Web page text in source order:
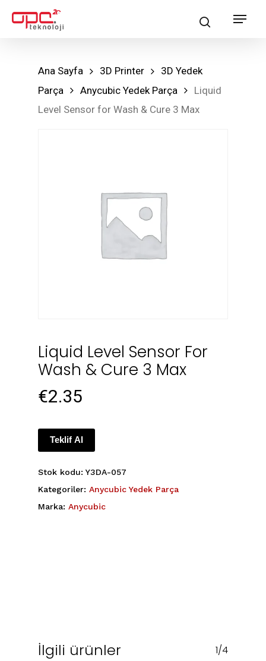
searchMenu
Ana Sayfa 3D Printer
3D Yedek
Parça
Anycubic Yedek Parça
Liquid
Level Sensor for Wash & Cure 3 Max
Liquid Level Sensor For
Wash & Cure 3 Max
€2.35
Teklif Al
Stok kodu: Y3DA-057
Kategoriler: Anycubic Yedek Parça
Marka: Anycubic
İlgili ürünler 1/4